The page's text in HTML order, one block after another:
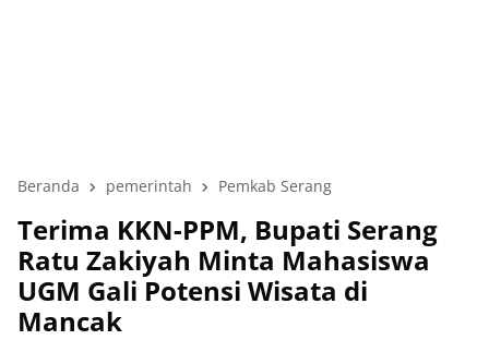
Beranda pemerintah Pemkab Serang
Terima KKN-PPM, Bupati Serang
Ratu Zakiyah Minta Mahasiswa
UGM Gali Potensi Wisata di
Mancak